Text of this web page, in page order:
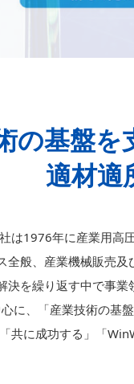
の基盤を
適材適
は1976年に産業用高
般、産業機械販売及
決を繰り返す中で事業
に、「産業技術の基
共に成功する」「